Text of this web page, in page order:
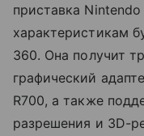
приставка
характеристикам
360. Она получит
графический
R700, а также
разрешения и 3D-